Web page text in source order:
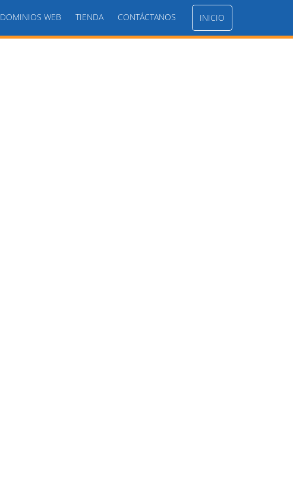
DOMINIOS WEB TIENDA CONTÁCTANOS INICIO